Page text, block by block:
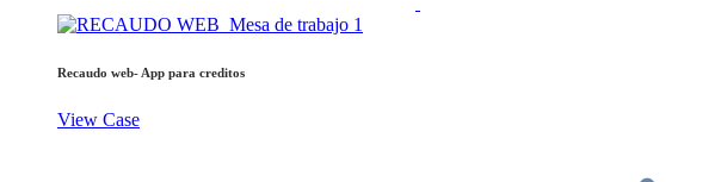
Recaudo web- App para creditos
View Case